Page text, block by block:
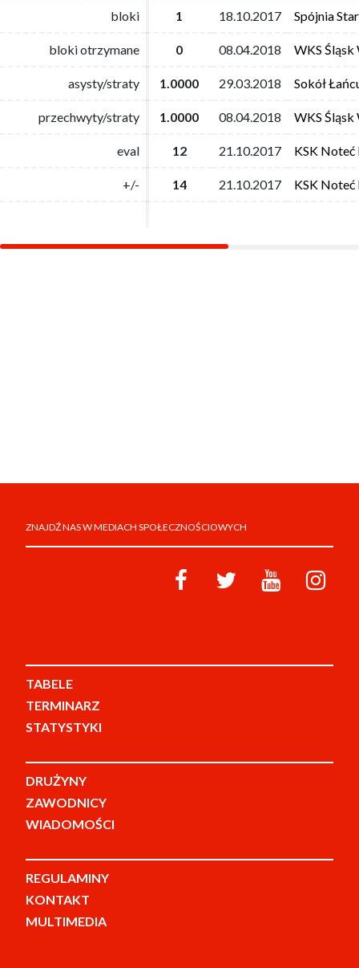
bloki 1 18.10.2017 Spójnia
bloki otrzymane 0 08.04.2018 WKS Śląsk
asysty/straty 1.0000 29.03.2018 Sokół
przechwyty/straty 1.0000 08.04.2018 WKS Śląsk
eval 12 21.10.2017 KSK Noteć
+/- 14 21.10.2017 KSK Noteć
bloki 1 18.10.2017 Spójnia
bloki otrzymane 0 08.04.2018 WKS Śląsk
asysty/straty 1.0000 29.03.2018 Sokół
przechwyty/straty 1.0000 08.04.2018 WKS Śląsk
eval 12 21.10.2017 KSK Noteć
+/- 14 21.10.2017 KSK Noteć
ZNAJDŹ NAS W MEDIACH SPOŁECZNOŚCIOWYCH
TABELE
TERMINARZ
STATYSTYKI
DRUŻYNY
ZAWODNICY
WIADOMOŚCI
REGULAMINY
KONTAKT
MULTIMEDIA